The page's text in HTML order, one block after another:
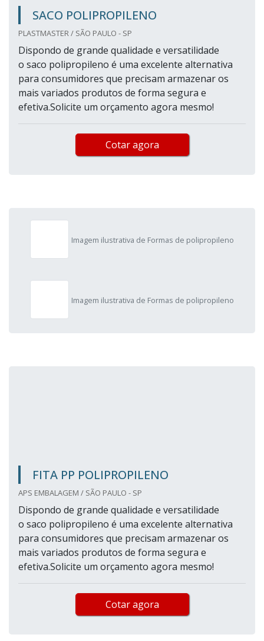
SACO POLIPROPILENO
PLASTMASTER / SÃO PAULO - SP
Dispondo de grande qualidade e versatilidade
o saco polipropileno é uma excelente alternativa
para consumidores que precisam armazenar os
mais variados produtos de forma segura e
efetiva.Solicite um orçamento agora mesmo!
Cotar agora
Imagem ilustrativa de Formas de polipropileno
Imagem ilustrativa de Formas de polipropileno
FITA PP POLIPROPILENO
APS EMBALAGEM / SÃO PAULO - SP
Dispondo de grande qualidade e versatilidade
o saco polipropileno é uma excelente alternativa
para consumidores que precisam armazenar os
mais variados produtos de forma segura e
efetiva.Solicite um orçamento agora mesmo!
Cotar agora